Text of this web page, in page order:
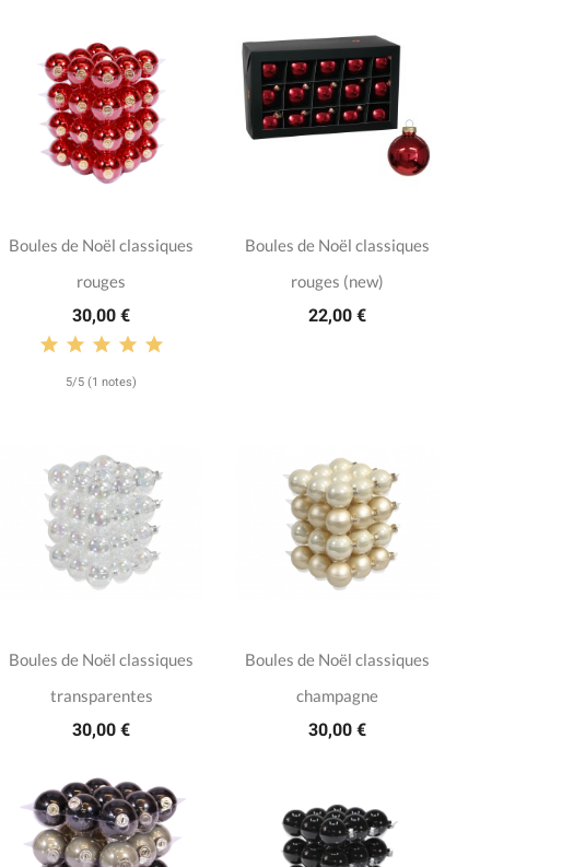
Boules de Noël classiques
rouges
30,00 €
5/5 (1 notes)
Boules de Noël classiques
rouges (new)
22,00 €
Boules de Noël classiques
transparentes
30,00 €
Boules de Noël classiques
champagne
30,00 €